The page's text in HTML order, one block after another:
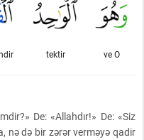
ve O
tektir
De: «Allahdır!» De: «Siz
nə də bir zərər verməyə qadir